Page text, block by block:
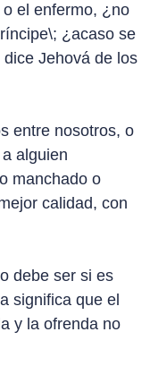
el enfermo, ¿no
¿acaso se
Jehová de los
entre nosotros, o
alguien
manchado o
calidad, con
debe ser si es
significa que el
y la ofrenda no